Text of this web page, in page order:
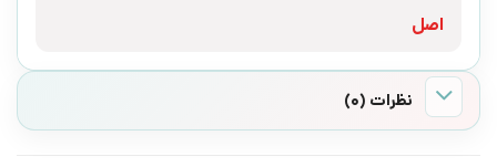
اصل
نظرات (0)